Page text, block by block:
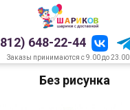
648-22-44
Заказы принимаются с 9.00 до 23.00
Без рисунка